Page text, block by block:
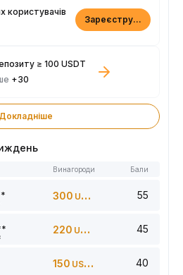
користувачів
Зареєструватися
≥ 100 USDT
+30
Докладніше
Винагороди Бали
300 USDT 55
220 USDT 45
150 USDT 40